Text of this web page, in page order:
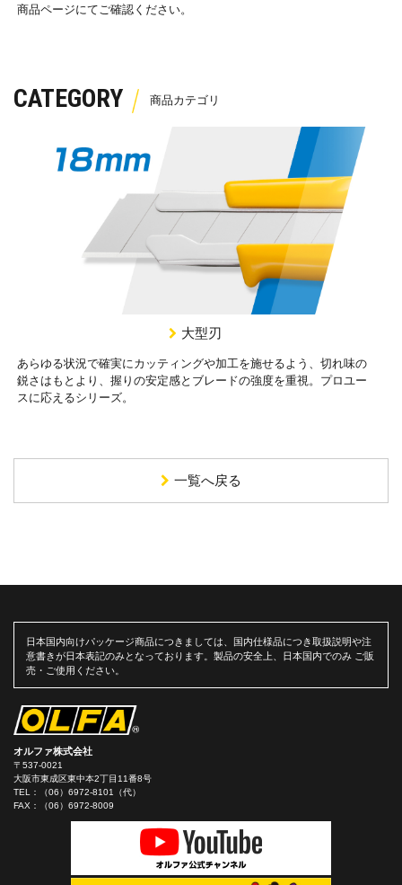
商品ページにてご確認ください。
CATEGORY
大型刃
あらゆる状況で確実にカッティングや加工を施せるよう、切れ味の
鋭さはもとより、握りの安定感とブレードの強度を重視。プロユー
スに応えるシリーズ。
一覧へ戻る
日本国内向けパッケージ商品につきましては、国内仕様品につき取扱説明や注
意書きが日本表記のみとなっております。製品の安全上、日本国内でのみ ご販
売・ご使用ください。
オルファ株式会社
〒537-0021
大阪市東成区東中本2丁目11番8号
TEL：
（06）6972-8101（代）
FAX：（06）6972-8009